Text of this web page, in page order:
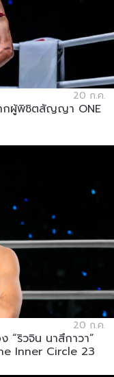
20 ก.ค.
ากผู้พิชิตสัญญา ONE
20 ก.ค.
“ริวจิน นาสึกาวา”
Inner Circle 23